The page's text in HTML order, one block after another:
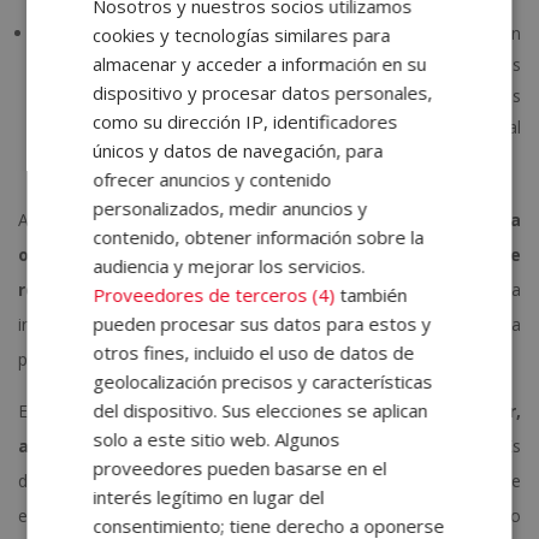
Proyecto de interiorismo. Como hemos mencionado, un
estudio de tatuajes debe contar con unas características
técnicas concretas. Y estas solo pueden conseguirse a través
interiorismo. Este proceso también permitirá dotar al local
de una identidad única.
Así pues, una vez gestionados estos documentos,
para
obtener la licencia del estudio de tatuajes se debe
realizar un proyecto de actividades, el cual incluirá toda la
información que acreditará que el local cumple con la normativa
para poder tatuar.
Este documento lo realiza un ingeniero y sirve para acreditar,
ante la administración pública, el estado del local
. Es
decir, se plasma la distribución de los espacios, las vías de
evacuación, la insonorización, etc. Una vez la administración lo
Nosotros y nuestros socios utilizamos
cookies y tecnologías similares para
almacenar y acceder a información en su
dispositivo y procesar datos personales,
como su dirección IP, identificadores
únicos y datos de navegación, para
ofrecer anuncios y contenido
personalizados, medir anuncios y
contenido, obtener información sobre la
audiencia y mejorar los servicios.
Proveedores de terceros (4) también
pueden procesar sus datos para estos y
otros fines, incluido el uso de datos de
geolocalización precisos y características
del dispositivo. Sus elecciones se aplican
solo a este sitio web. Algunos
proveedores pueden basarse en el
interés legítimo en lugar del
consentimiento; tiene derecho a oponerse